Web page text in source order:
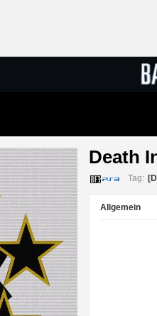
Death
Tag:
Allgemein